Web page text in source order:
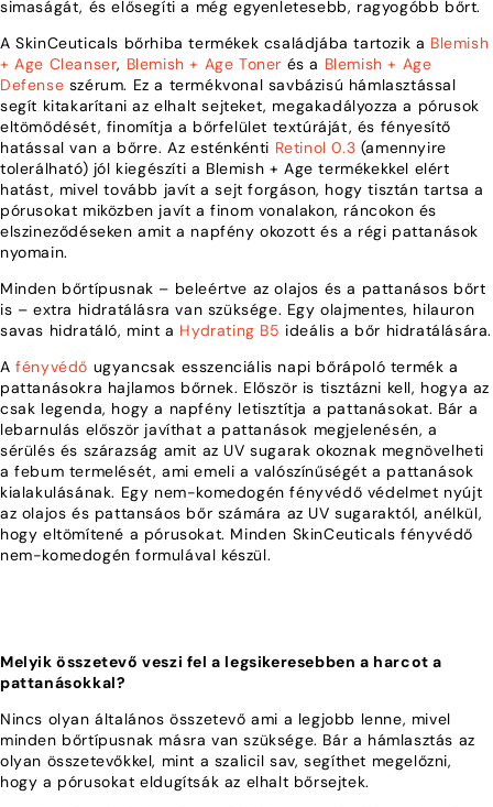
simaságát, és elősegíti a még egyenletesebb, ragyogóbb bőrt.
A SkinCeuticals bőrhiba termékek családjába tartozik a Blemish
+ Age Cleanser, Blemish + Age Toner és a Blemish + Age
Defense szérum. Ez a termékvonal savbázisú hámlasztással
segít kitakarítani az elhalt sejteket, megakadályozza a pórusok
eltömődését, finomítja a bőrfelület textúráját, és fényesítő
hatással van a bőrre. Az esténkénti Retinol 0.3 (amennyire
tolerálható) jól kiegészíti a Blemish + Age termékekkel elért
hatást, mivel tovább javít a sejt forgáson, hogy tisztán tartsa a
pórusokat miközben javít a finom vonalakon, ráncokon és
elszineződéseken amit a napfény okozott és a régi pattanások
nyomain.
Minden bőrtípusnak – beleértve az olajos és a pattanásos bőrt
is – extra hidratálásra van szüksége. Egy olajmentes, hilauron
savas hidratáló, mint a Hydrating B5 ideális a bőr hidratálására.
Afényvédő ugyancsak esszenciális napi bőrápoló termék a
pattanásokra hajlamos bőrnek. Először is tisztázni kell, hogya az
csak legenda, hogy a napfény letisztítja a pattanásokat. Bár a
lebarnulás először javíthat a pattanások megjelenésén, a
sérülés és szárazság amit az UV sugarak okoznak megnövelheti
a febum termelését, ami emeli a valószínűségét a pattanások
kialakulásának. Egy nem-komedogén fényvédő védelmet nyújt
az olajos és pattansáos bőr számára az UV sugaraktól, anélkül,
hogy eltömítené a pórusokat. Minden SkinCeuticals fényvédő
nem-komedogén formulával készül.
Melyik összetevő veszi fel a legsikeresebben a harcot a
pattanásokkal?
Nincs olyan általános összetevő ami a legjobb lenne, mivel
minden bőrtípusnak másra van szüksége. Bár a hámlasztás az
olyan összetevőkkel, mint a szalicil sav, segíthet megelőzni,
hogy a pórusokat eldugítsák az elhalt bőrsejtek.